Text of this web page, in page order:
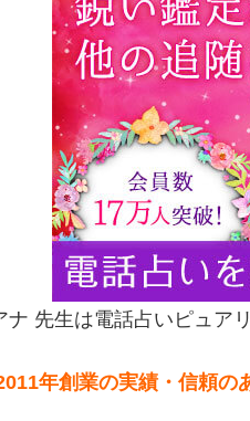
ナ 先生は電話占いピュア
年創業の実績・信頼の